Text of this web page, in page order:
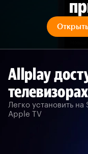
Allplay
телевизорах
Легко установить
Apple TV